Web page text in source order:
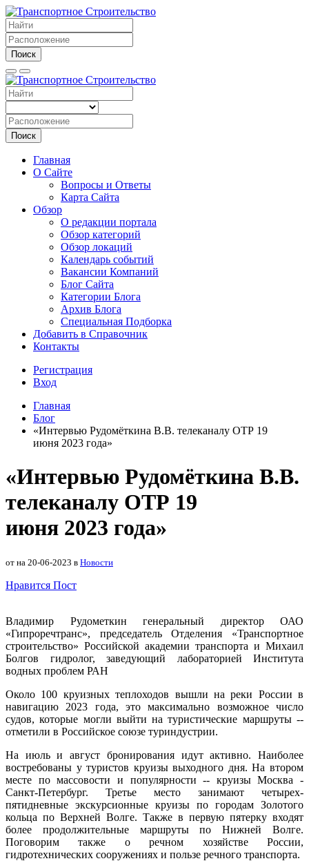
Поиск
Поиск
Главная
О Сайте
Вопросы и Ответы
Карта Сайта
Обзор
О редакции портала
Обзор категорий
Обзор локаций
Календарь событий
Вакансии Компаний
Блог Сайта
Категории Блога
Архив Блога
Специальная Подборка
Добавить в Справочник
Контакты
Регистрация
Вход
Главная
Блог
«Интервью Рудомёткина В.В. телеканалу ОТР 19
июня 2023 года»
«Интервью Рудомёткина В.В.
телеканалу ОТР 19
июня 2023 года»
от на 20-06-2023 в Новости
Нравится Пост
Владимир Рудометкин генеральный директор ОАО
«Гипроречтранс», председатель Отделения «Транспортное
строительство» Российской академии транспорта и Михаил
Болгов гидролог, заведующий лабораторией Института
водных проблем РАН
Около 100 круизных теплоходов вышли на реки России в
навигацию 2023 года, это максимально возможное число
судов, которые могли выйти на туристические маршруты --
отметили в Российское союзе туриндустрии.
На июль и август бронирования идут активно. Наиболее
востребованы у туристов круизы выходного дня. На втором
месте по массовости и популярности -- круизы Москва -
Санкт-Петербург. Третье место занимают четырех-
пятидневные экскурсионные круизы по городам Золотого
кольца по Верхней Волге. Также в первую пятерку входят
более продолжительные маршруты по Нижней Волге.
Поговорим также о речном хозяйстве России,
гидротехнических сооружениях и пользе речного транспорта.